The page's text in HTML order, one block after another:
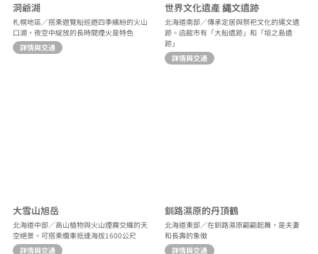
洞爺湖
札幌地區／搭乘遊覽船巡遊四季繽紛的火山
口湖，夜空中綻放的長時間煙火是特色
詳情與交通
世界文化遺產 縄文遺跡
北海道南部／傳承定居與祭祀文化的縄文遺
跡。函館市有「大船遺跡」和「垣之島遺
跡」
詳情與交通
大雪山旭岳
北海道中部／高山植物與火山煙霧交織的天
空絕景。可搭乘纜車抵達海拔1600公尺
詳情與交通
釧路濕原的丹頂鶴
北海道東部／在釧路濕原翩翩起舞，是夫妻
和長壽的象徵
詳情與交通